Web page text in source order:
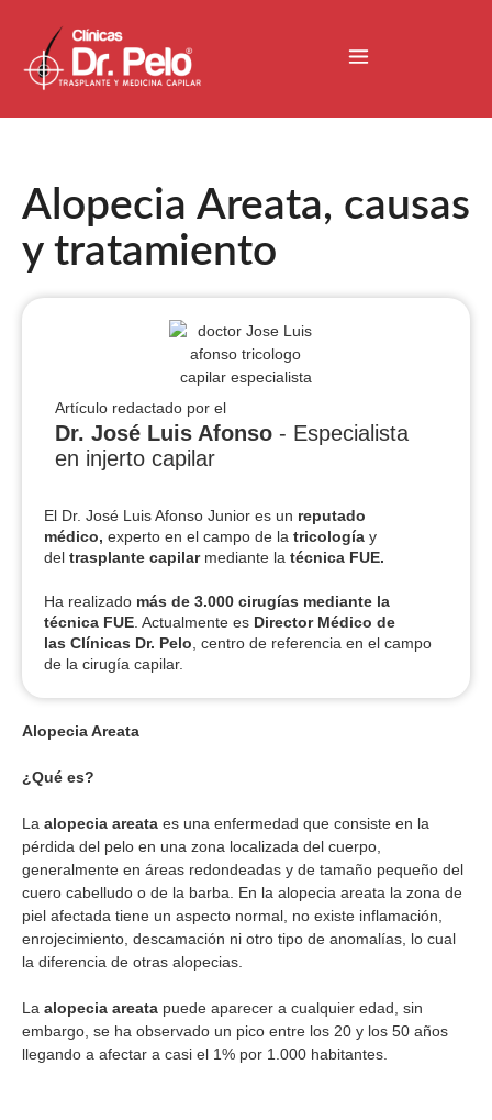
Alopecia Areata, causas
y tratamiento
Artículo redactado por el
Dr. José Luis Afonso - Especialista
en injerto capilar
El Dr. José Luis Afonso Junior es un reputado
médico, experto en el campo de la tricología y
del trasplante capilar mediante la técnica FUE.
Ha realizado más de 3.000 cirugías mediante la
técnica FUE. Actualmente es Director Médico de
las Clínicas Dr. Pelo, centro de referencia en el campo
de la cirugía capilar.
Alopecia Areata
¿Qué es?
La alopecia areata es una enfermedad que consiste en la
pérdida del pelo en una zona localizada del cuerpo,
generalmente en áreas redondeadas y de tamaño pequeño del
cuero cabelludo o de la barba. En la alopecia areata la zona de
piel afectada tiene un aspecto normal, no existe inflamación,
enrojecimiento, descamación ni otro tipo de anomalías, lo cual
la diferencia de otras alopecias.
La alopecia areata puede aparecer a cualquier edad, sin
embargo, se ha observado un pico entre los 20 y los 50 años
llegando a afectar a casi el 1% por 1.000 habitantes.